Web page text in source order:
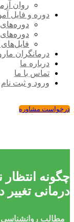
روان
دوره و فایل
دوره‌های
درمانگران
درباره ما
تماس با ما
ورود و ثبت نام
درخواست مشاوره
چگونه
درمانی تغییر
مطالب روانشناسی